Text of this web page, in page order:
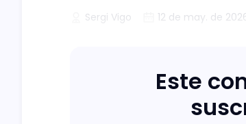
Sergi Vigo 12 de may. de
Este